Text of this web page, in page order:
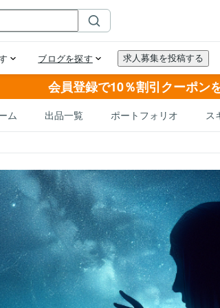
会員登録で10％割引クーポン
ム 出品一覧 ポートフォリオ ス